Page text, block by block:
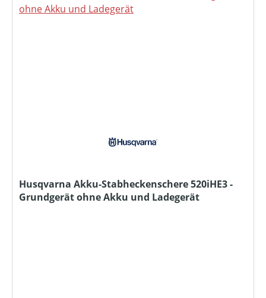
Husqvarna Akku-Stabheckenschere 520iHE3 -
Grundgerät ohne Akku und Ladegerät